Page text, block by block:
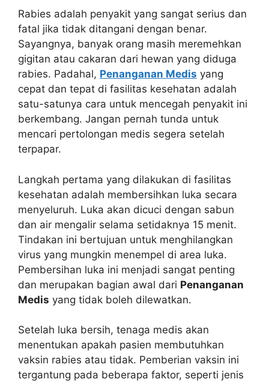
Rabies adalah penyakit yang sangat serius dan
fatal jika tidak ditangani dengan benar.
Sayangnya, banyak orang masih meremehkan
gigitan atau cakaran dari hewan yang diduga
rabies. Padahal, Penanganan Medis yang
cepat dan tepat di fasilitas kesehatan adalah
satu-satunya cara untuk mencegah penyakit ini
berkembang. Jangan pernah tunda untuk
mencari pertolongan medis segera setelah
terpapar.
Langkah pertama yang dilakukan di fasilitas
kesehatan adalah membersihkan luka secara
menyeluruh. Luka akan dicuci dengan sabun
dan air mengalir selama setidaknya 15 menit.
Tindakan ini bertujuan untuk menghilangkan
virus yang mungkin menempel di area luka.
Pembersihan luka ini menjadi sangat penting
dan merupakan bagian awal dari Penanganan
Medis yang tidak boleh dilewatkan.
Setelah luka bersih, tenaga medis akan
menentukan apakah pasien membutuhkan
vaksin rabies atau tidak. Pemberian vaksin ini
tergantung pada beberapa faktor, seperti jenis